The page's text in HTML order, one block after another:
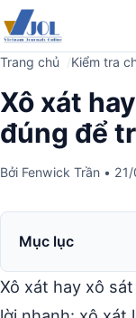
Trang chủ Kiểm tra
Xô xát
đúng để
Bởi Fenwick Trần •
Mục lục
Xô xát hay xô sát